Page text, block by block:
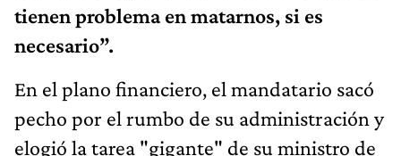
tienen problema en matarnos, si es
necesario”.
En el plano financiero, el mandatario sacó
pecho por el rumbo de su administración y
elogió la tarea "gigante" de su ministro de